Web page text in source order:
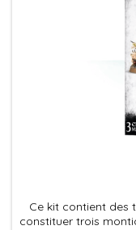
Ce kit contient des
constituer trois